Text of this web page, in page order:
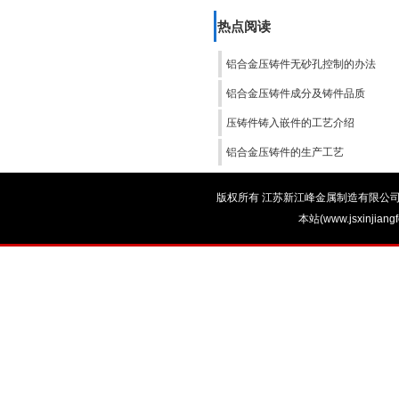
热点阅读
铝合金压铸件无砂孔控制的办法
铝合金压铸件成分及铸件品质
压铸件铸入嵌件的工艺介绍
铝合金压铸件的生产工艺
版权所有 江苏新江峰金属制造有限公
本站